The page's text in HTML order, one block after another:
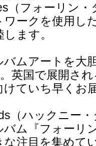
（フォーリン
ークを使用し
ます。
ムアートを大
英国で展開さ
ていち早くお
（ハックニー
ム『フォーリ
注目を集めて